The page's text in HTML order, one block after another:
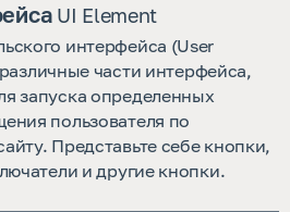
UI Element
интерфейса (User
части интерфейса,
запуска определенных
пользователя по
Представьте себе кнопки,
и другие кнопки.